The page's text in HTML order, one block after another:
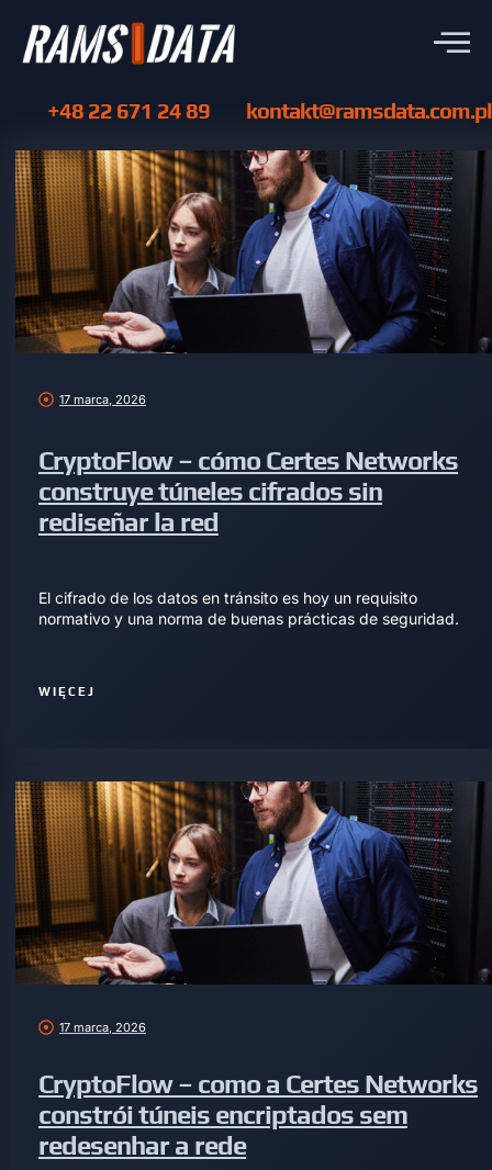
+48 22 671 24 89 kontakt@ramsdata.com.pl
17 marca, 2026
CryptoFlow – cómo Certes Networks
construye túneles cifrados sin
rediseñar la red
El cifrado de los datos en tránsito es hoy un requisito
normativo y una norma de buenas prácticas de seguridad.
WIĘCEJ
17 marca, 2026
CryptoFlow – como a Certes Networks
constrói túneis encriptados sem
redesenhar a rede